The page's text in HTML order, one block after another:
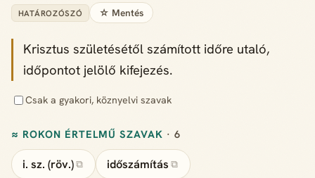
HATÁROZÓSZÓ ☆ Mentés
Krisztus születésétől számított időre utaló,
időpontot jelölő kifejezés.
Csak a gyakori, köznyelvi szavak
≈ ROKON ÉRTELMŰ SZAVAK · 6
i. sz. (röv.) ⧉ időszámítás ⧉